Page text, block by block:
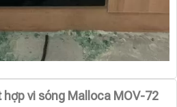
vi sóng Malloca MOV-72